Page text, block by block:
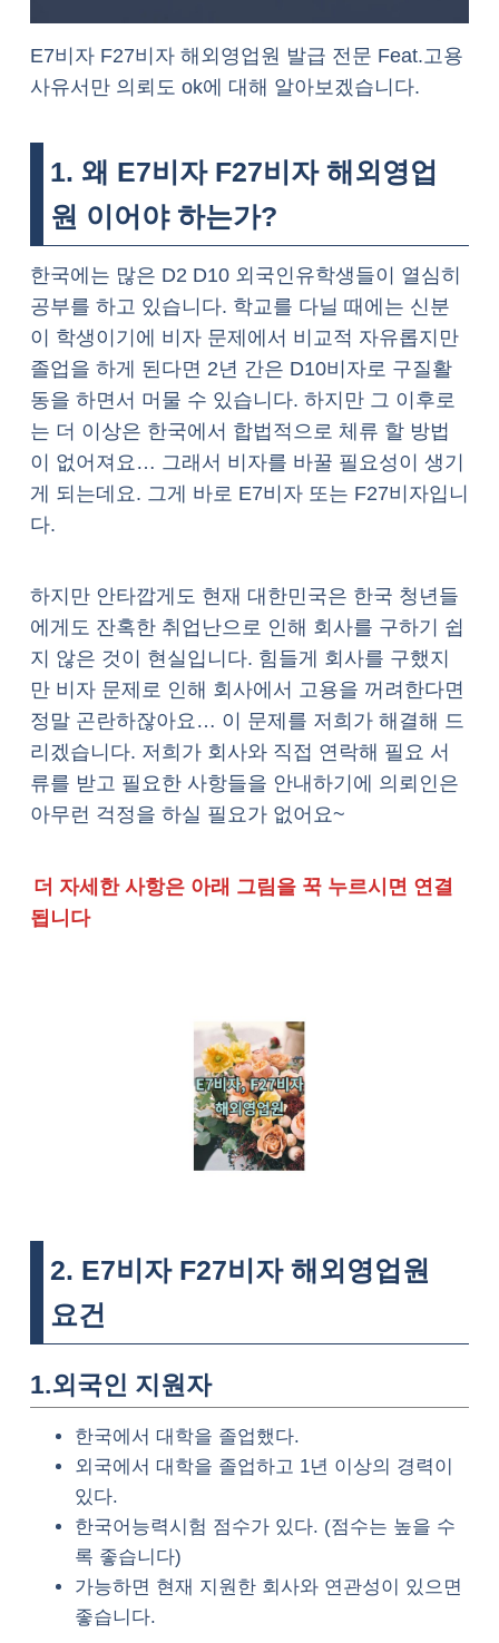
E7비자 F27비자 해외영업원 발급 전문 Feat.고용
사유서만 의뢰도 ok에 대해 알아보겠습니다.
1. 왜 E7비자 F27비자 해외영업
원 이어야 하는가?
한국에는 많은 D2 D10 외국인유학생들이 열심히
공부를 하고 있습니다. 학교를 다닐 때에는 신분
이 학생이기에 비자 문제에서 비교적 자유롭지만
졸업을 하게 된다면 2년 간은 D10비자로 구질활
동을 하면서 머물 수 있습니다. 하지만 그 이후로
는 더 이상은 한국에서 합법적으로 체류 할 방법
이 없어져요… 그래서 비자를 바꿀 필요성이 생기
게 되는데요. 그게 바로 E7비자 또는 F27비자입니
다.
하지만 안타깝게도 현재 대한민국은 한국 청년들
에게도 잔혹한 취업난으로 인해 회사를 구하기 쉽
지 않은 것이 현실입니다. 힘들게 회사를 구했지
만 비자 문제로 인해 회사에서 고용을 꺼려한다면
정말 곤란하잖아요… 이 문제를 저희가 해결해 드
리겠습니다. 저희가 회사와 직접 연락해 필요 서
류를 받고 필요한 사항들을 안내하기에 의뢰인은
아무런 걱정을 하실 필요가 없어요~
더 자세한 사항은 아래 그림을 꾹 누르시면 연결
됩니다
2. E7비자 F27비자 해외영업원
요건
1.외국인 지원자
한국에서 대학을 졸업했다.
외국에서 대학을 졸업하고 1년 이상의 경력이
있다.
한국어능력시험 점수가 있다. (점수는 높을 수
록 좋습니다)
가능하면 현재 지원한 회사와 연관성이 있으면
좋습니다.